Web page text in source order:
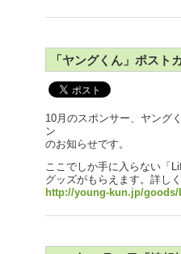
「ヤングくん」ポスト
10月のスポンサー、ヤング
ン
のお知らせです。
ここでしか手に入らない「
グッズがもらえます。詳し
http://young-kun.jp/